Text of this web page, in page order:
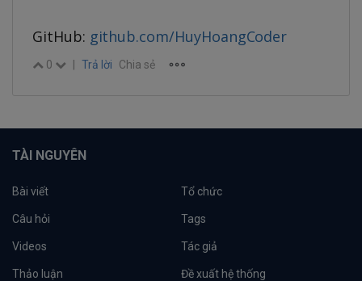
GitHub: github.com/HuyHoangCoder
0 Trả lời Chia sẻ
TÀI NGUYÊN
Bài viết Tổ chức
Câu hỏi Tags
Videos Tác giả
Thảo luận Đề xuất hệ thống